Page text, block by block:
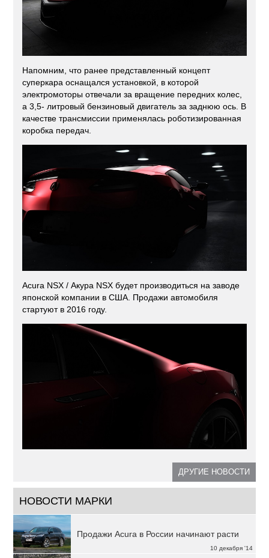
Напомним, что ранее представленный концепт
суперкара оснащался установкой, в которой
электромоторы отвечали за вращение передних колес,
а 3,5- литровый бензиновый двигатель за заднюю ось. В
качестве трансмиссии применялась роботизированная
коробка передач.
Acura NSX / Акура NSX будет производиться на заводе
японской компании в США. Продажи автомобиля
стартуют в 2016 году.
ДРУГИЕ НОВОСТИ
НОВОСТИ МАРКИ
10 декабря '14
Продажи Acura в России начинают расти